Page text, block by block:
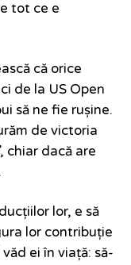
tot ce e
că orice
de la US Open
să ne fie rușine.
de victoria
chiar dacă are
lor, e să
lor contribuție
ei în viață: să-